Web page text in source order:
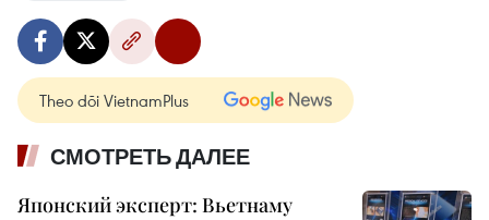
Theo dõi VietnamPlus
СМОТРЕТЬ ДАЛЕЕ
Японский эксперт: Вьетнаму